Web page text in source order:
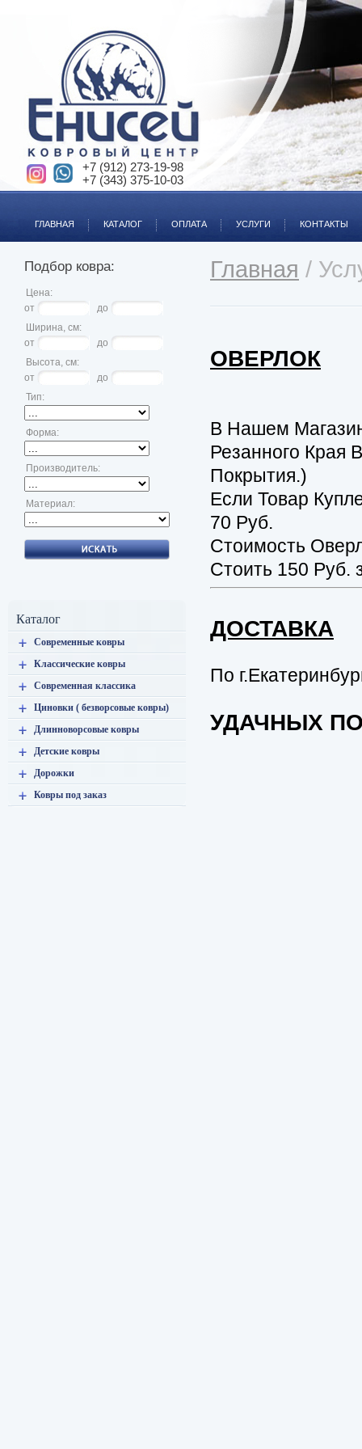
+7 (912) 273-19-98
+7 (343) 375-10-03
ГЛАВНАЯ КАТАЛОГ ОПЛАТА УСЛУГИ КОНТАКТЫ
Подбор ковра:
Цена:
от
до
Ширина, см:
от
до
Высота, см:
от
до
Тип:
Форма:
Производитель:
Материал:
Каталог
Современные ковры
Классические ковры
Современная классика
Циновки ( безворсовые ковры)
Длинноворсовые ковры
Детские ковры
Дорожки
Ковры под заказ
Главная /
ОВЕРЛОК
В Нашем
Резанного Края
Покрытия.)
Если Товар
70 Руб.
Стоимость
Стоить 150 Руб.
ДОСТАВКА
По
УДАЧНЫХ